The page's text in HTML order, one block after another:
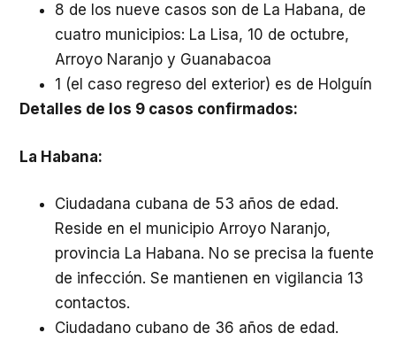
8 de los nueve casos son de La Habana, de
cuatro municipios: La Lisa, 10 de octubre,
Arroyo Naranjo y Guanabacoa
1 (el caso regreso del exterior) es de Holguín
Detalles de los 9 casos confirmados:
La Habana:
Ciudadana cubana de 53 años de edad.
Reside en el municipio Arroyo Naranjo,
provincia La Habana. No se precisa la fuente
de infección. Se mantienen en vigilancia 13
contactos.
Ciudadano cubano de 36 años de edad.